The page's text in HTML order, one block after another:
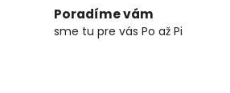
Poradíme vám
sme tu pre vás Po až Pi